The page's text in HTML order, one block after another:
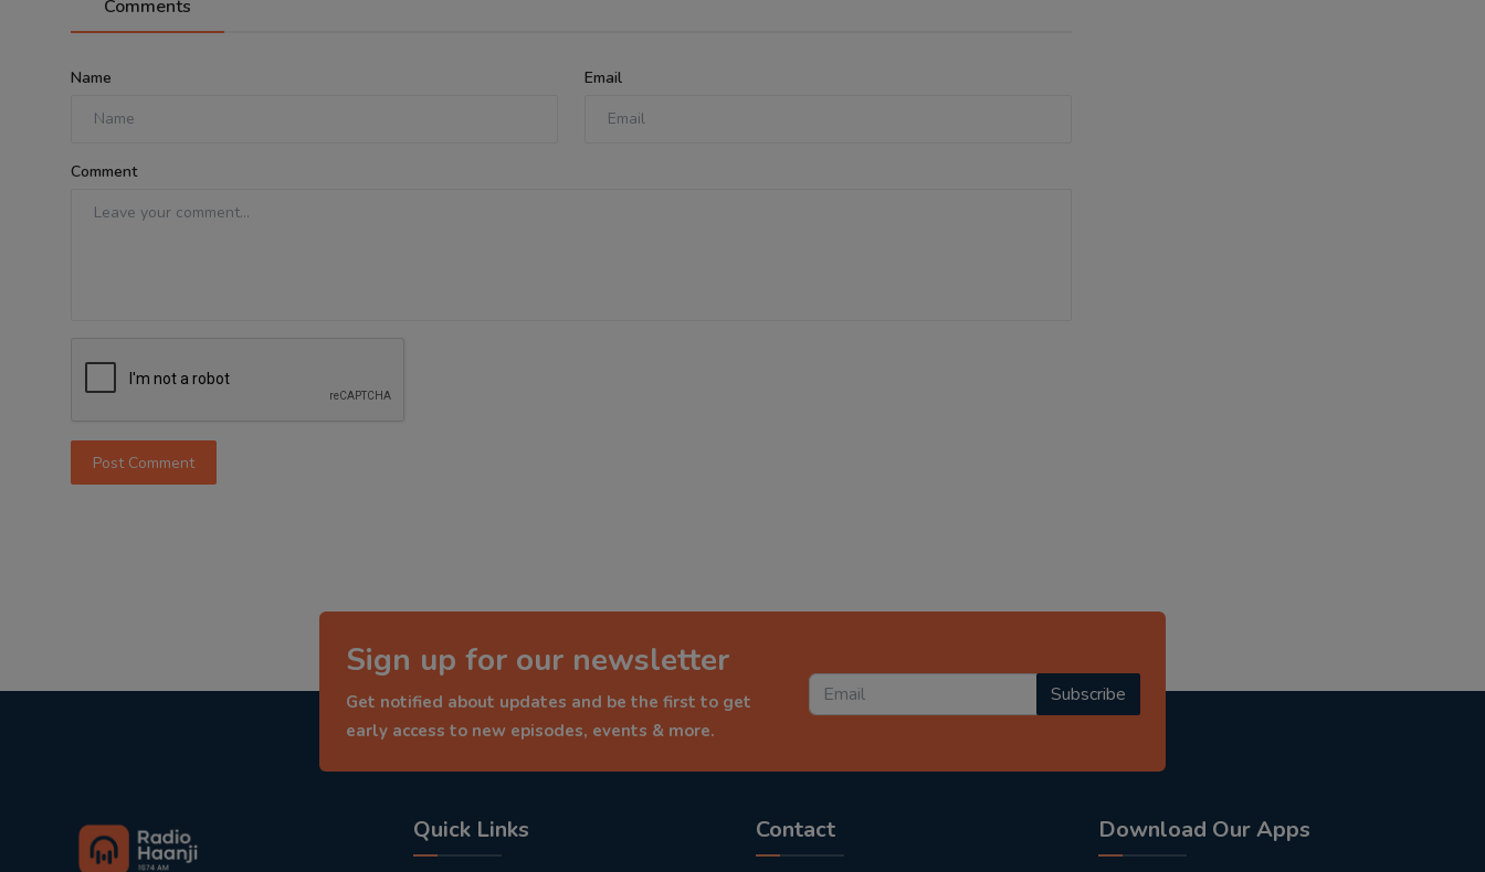
Comments
Name Email
Comment
Post Comment
Sign up for our newsletter
Get notified about updates and be the first to get
early access to new episodes, events & more.
Subscribe
Quick Links Contact Download Our Apps